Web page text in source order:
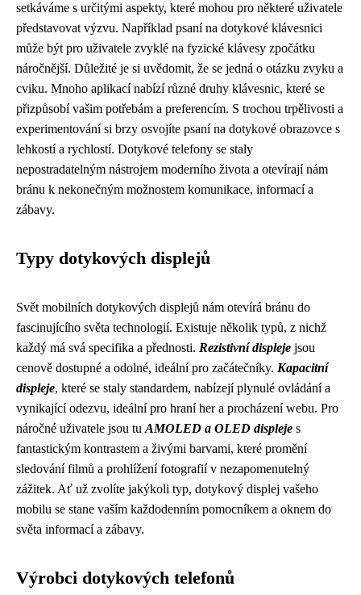
setkáváme s určitými aspekty, které mohou pro některé uživatele
představovat výzvu. Například psaní na dotykové klávesnici
může být pro uživatele zvyklé na fyzické klávesy zpočátku
náročnější. Důležité je si uvědomit, že se jedná o otázku zvyku a
cviku. Mnoho aplikací nabízí různé druhy klávesnic, které se
přizpůsobí vašim potřebám a preferencím. S trochou trpělivosti a
experimentování si brzy osvojíte psaní na dotykové obrazovce s
lehkostí a rychlostí. Dotykové telefony se staly
nepostradatelným nástrojem moderního života a otevírají nám
bránu k nekonečným možnostem komunikace, informací a
zábavy.
Typy dotykových displejů
Svět mobilních dotykových displejů nám otevírá bránu do
fascinujícího světa technologií. Existuje několik typů, z nichž
každý má svá specifika a přednosti. Rezistivní displeje jsou
cenově dostupné a odolné, ideální pro začátečníky. Kapacitní
displeje, které se staly standardem, nabízejí plynulé ovládání a
vynikající odezvu, ideální pro hraní her a procházení webu. Pro
náročné uživatele jsou tu AMOLED a OLED displeje s
fantastickým kontrastem a živými barvami, které promění
sledování filmů a prohlížení fotografií v nezapomenutelný
zážitek. Ať už zvolíte jakýkoli typ, dotykový displej vašeho
mobilu se stane vaším každodenním pomocníkem a oknem do
světa informací a zábavy.
Výrobci dotykových telefonů